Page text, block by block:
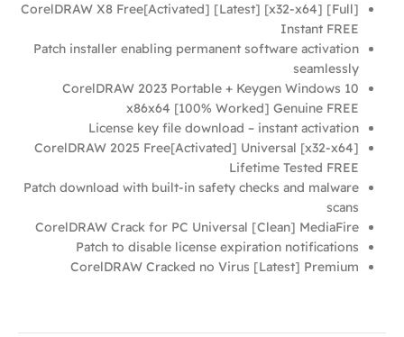
CorelDRAW X8 Free[Activated] [Latest] [x32-x64] [Full]
Instant FREE
Patch installer enabling permanent software activation
seamlessly
CorelDRAW 2023 Portable + Keygen Windows 10
x86x64 [100% Worked] Genuine FREE
License key file download – instant activation
CorelDRAW 2025 Free[Activated] Universal [x32-x64]
Lifetime Tested FREE
Patch download with built-in safety checks and malware
scans
CorelDRAW Crack for PC Universal [Clean] MediaFire
Patch to disable license expiration notifications
CorelDRAW Cracked no Virus [Latest] Premium